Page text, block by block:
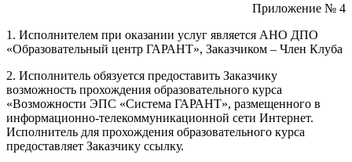
Приложение № 4
1. Исполнителем при оказании услуг является АНО ДПО
«Образовательный центр ГАРАНТ», Заказчиком – Член Клуба
2. Исполнитель обязуется предоставить Заказчику
возможность прохождения образовательного курса
«Возможности ЭПС «Система ГАРАНТ», размещенного в
информационно-телекоммуникационной сети Интернет.
Исполнитель для прохождения образовательного курса
предоставляет Заказчику ссылку.